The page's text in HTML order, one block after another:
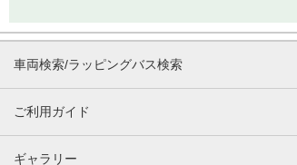
車両検索/ラッピングバス検索
ご利用ガイド
ギャラリー